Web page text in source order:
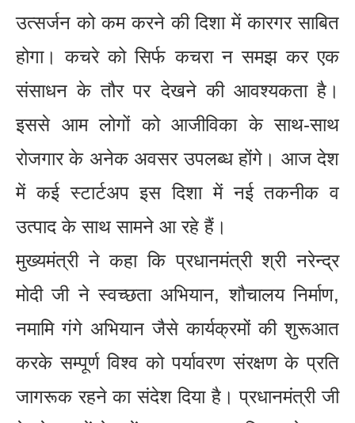
उत्सर्जन को कम करने की दिशा में कारगर साबित
होगा। कचरे को सिर्फ कचरा न समझ कर एक
संसाधन के तौर पर देखने की आवश्यकता है।
इससे आम लोगों को आजीविका के साथ-साथ
रोजगार के अनेक अवसर उपलब्ध होंगे। आज देश
में कई स्टार्टअप इस दिशा में नई तकनीक व
उत्पाद के साथ सामने आ रहे हैं।
मुख्यमंत्री ने कहा कि प्रधानमंत्री श्री नरेन्द्र
मोदी जी ने स्वच्छता अभियान, शौचालय निर्माण,
नमामि गंगे अभियान जैसे कार्यक्रमों की शुरूआत
करके सम्पूर्ण विश्व को पर्यावरण संरक्षण के प्रति
जागरूक रहने का संदेश दिया है। प्रधानमंत्री जी